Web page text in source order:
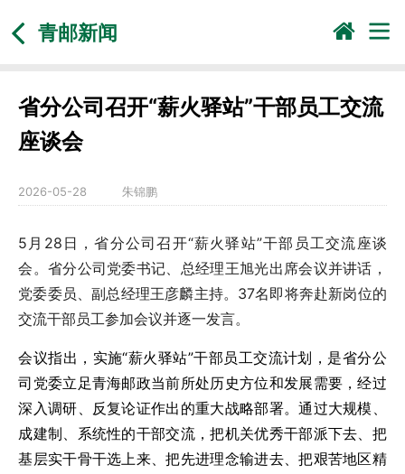
青邮新闻
省分公司召开“薪火驿站”干部员工交流
座谈会
2026-05-28 朱锦鹏
5月28日，省分公司召开“薪火驿站”干部员工交流座谈
会。省分公司党委书记、总经理王旭光出席会议并讲话，
党委委员、副总经理王彦麟主持。37名即将奔赴新岗位的
交流干部员工参加会议并逐一发言。
会议指出，实施“薪火驿站”干部员工交流计划，是省分公
司党委立足青海邮政当前所处历史方位和发展需要，经过
深入调研、反复论证作出的重大战略部署。通过大规模、
成建制、系统性的干部交流，把机关优秀干部派下去、把
基层实干骨干选上来、把先进理念输进去、把艰苦地区精